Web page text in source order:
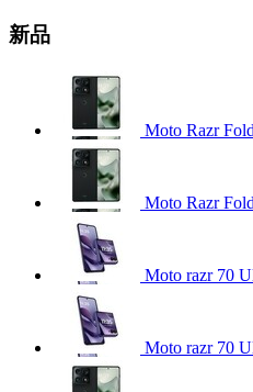
新品
Moto Razr
Moto Razr
Moto razr 70
Moto razr 70